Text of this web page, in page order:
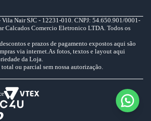
Vila Nair SJC - 12231-010. CNPJ: 54.650.901/0001-
Calcados Comercio Eletronico LTDA. Todos os
e prazos de pagamento expostos aqui são
via internet.As fotos, textos e layout aqui
da Loja.
ou parcial sem nossa autorização.